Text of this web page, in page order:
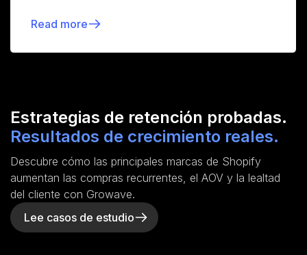
Read more
Estrategias de retención probadas.
Resultados de crecimiento reales.
Descubre cómo las principales marcas de Shopify
aumentan las compras recurrentes, el AOV y la lealtad
del cliente con Growave.
Lee casos de estudio